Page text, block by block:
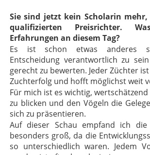
Sie sind jetzt kein Scholarin
qualifizierten Preisrichter.
Erfahrungen an diesem Tag?
Es ist schon etwas anderes
Entscheidung verantwortlich zu
gerecht zu bewerten. Jeder Züchter
Zuchterfolg und hofft möglichst weit
Für mich ist es wichtig,
zu blicken und den Vögeln die
sich zu präsentieren.
Auf dieser Schau empfand ich die
besonders groß, da die
so unterschiedlich waren. Jedem